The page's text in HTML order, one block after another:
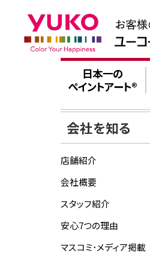
日本一の
ペイントアート®
会社を知る
店舗紹介
会社概要
スタッフ紹介
安心7つの理由
マスコミ･メディア掲載